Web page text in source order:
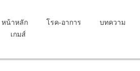
หน้าหลัก โรค-อาการ บทความ
เกมส์